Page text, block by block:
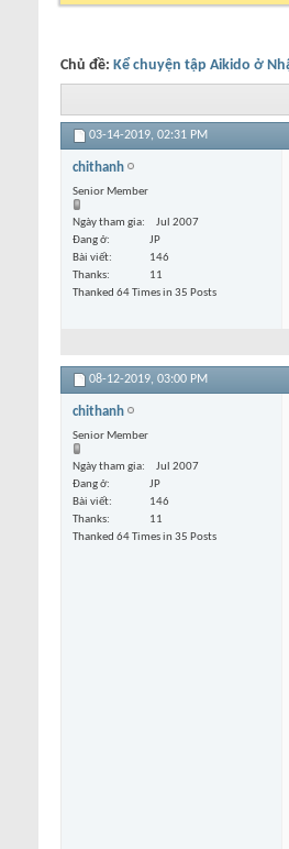
Chủ đề: Kể chuyện tập Aikido ở
03-14-2019, 02:31 PM
chithanh
Senior Member
Ngày tham gia
Jul 2007
Đang ở
JP
Bài viết
146
Thanks
11
Thanked 64 Times in 35 Posts
08-12-2019, 03:00 PM
chithanh
Senior Member
Ngày tham gia
Jul 2007
Đang ở
JP
Bài viết
146
Thanks
11
Thanked 64 Times in 35 Posts